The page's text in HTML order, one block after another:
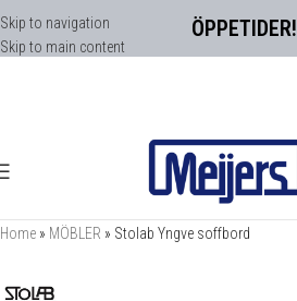
ÖPPETIDER!
Skip to navigation
Skip to main content
Home » MÖBLER » Stolab Yngve soffbord